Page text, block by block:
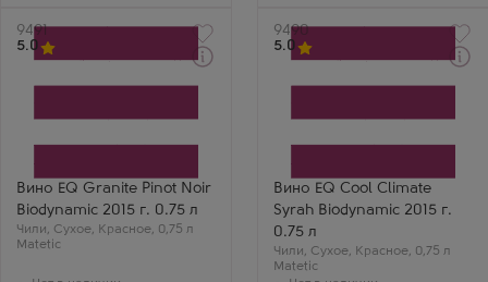
Артикул
9491
5.0
Вино EQ Granite Pinot Noir
Biodynamic 2015 г. 0.75 л
Чили, Сухое, Красное, 0,75 л
Matetic
Нуар
Equilibrio
Сорт винограда
Пино Нуар
Страна
Чили
Аконкагуа, Долина
Артикул
9490
5.0
Вино EQ Cool Climate
Syrah Biodynamic 2015 г.
0.75 л
Чили, Сухое, Красное, 0,75 л
Matetic
Сира
Equilibrio
Сорт винограда
Сира (Шираз)
Страна
Чили
Регион
Аконкагуа, Долина Сан